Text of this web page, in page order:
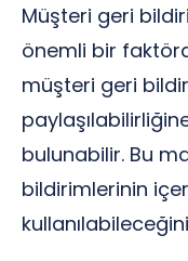
Müşteri geri
önemli bir
müşteri geri
bulunabilir. Bu
bildirimlerinin